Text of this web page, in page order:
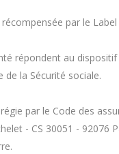
par le
répondent au
de la Sécurité sociale.
par le Code des
- CS 30051 - 92076